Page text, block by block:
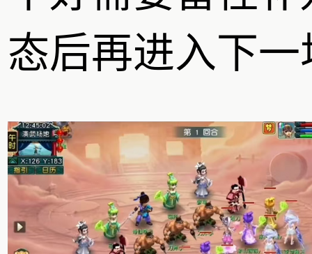
态后再进入下一